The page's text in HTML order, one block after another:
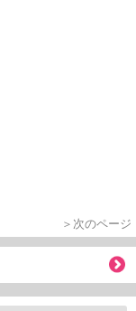
＞次のページ